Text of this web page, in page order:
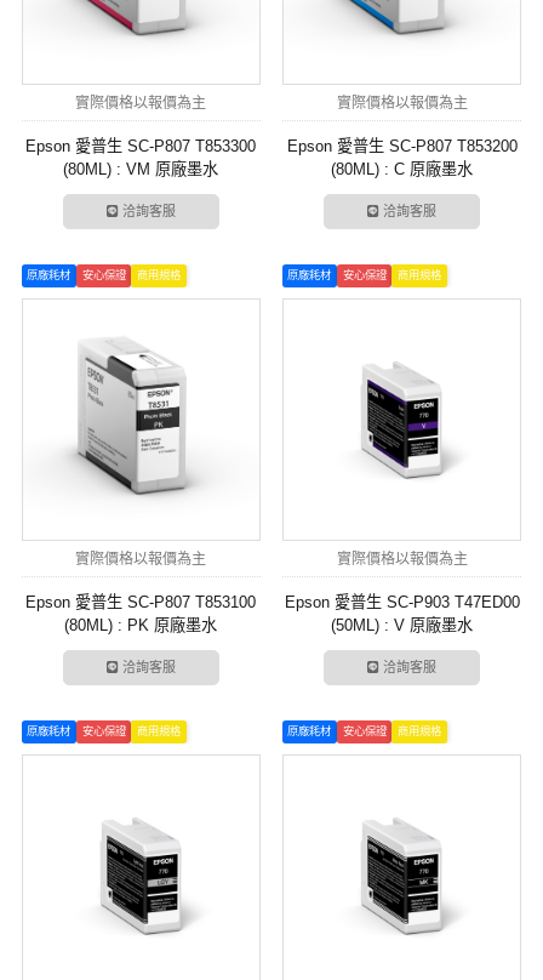
實際價格以報價為主
Epson 愛普生 SC-P807 T853300
(80ML) : VM 原廠墨水
洽詢客服
實際價格以報價為主
Epson 愛普生 SC-P807 T853200
(80ML) : C 原廠墨水
洽詢客服
原廠耗材 安心保證 商用規格
實際價格以報價為主
Epson 愛普生 SC-P807 T853100
(80ML) : PK 原廠墨水
洽詢客服
原廠耗材 安心保證 商用規格
實際價格以報價為主
Epson 愛普生 SC-P903 T47ED00
(50ML) : V 原廠墨水
洽詢客服
原廠耗材 安心保證 商用規格 原廠耗材 安心保證 商用規格